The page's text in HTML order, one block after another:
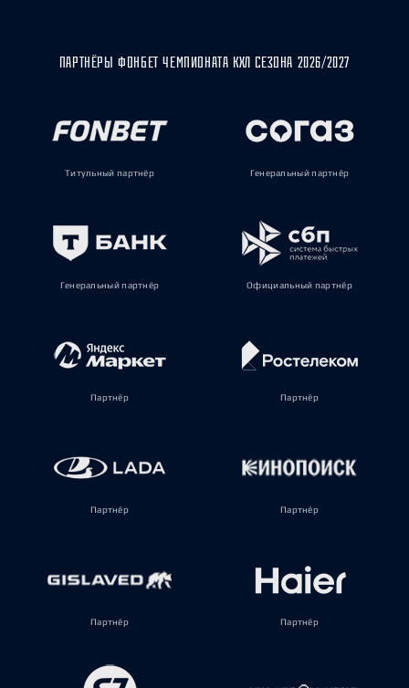
ПАРТНЁРЫ ФОНБЕТ ЧЕМПИОНАТА КХЛ СЕЗОНА 2026/2027
Титульный партнёр Генеральный партнёр
Генеральный партнёр Официальный партнёр
Партнёр Партнёр
Партнёр Партнёр
Партнёр Партнёр